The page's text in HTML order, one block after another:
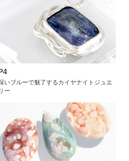
P4
いブルーで魅了するカイヤナイトジュエ
リー